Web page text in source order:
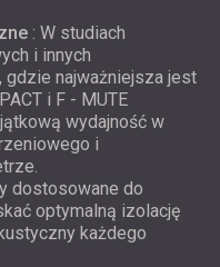
: W studiach
i innych
najważniejsza jest
i F - MUTE
wydajność w
i
dostosowane do
optymalną izolację
każdego